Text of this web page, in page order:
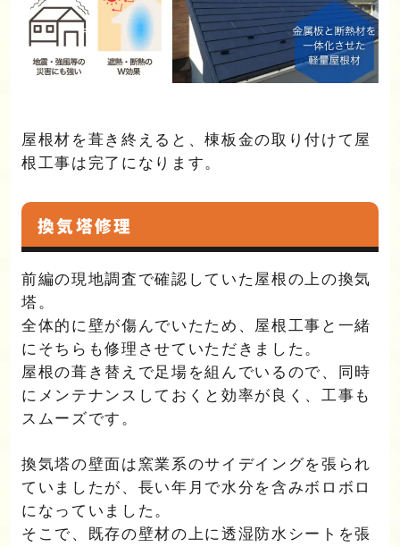
屋根材を葺き終えると、棟板金の取り付けて屋
根工事は完了になります。
換気塔修理
前編の現地調査で確認していた屋根の上の換気
塔。
全体的に壁が傷んでいたため、屋根工事と一緒
にそちらも修理させていただきました。
屋根の葺き替えで足場を組んでいるので、同時
にメンテナンスしておくと効率が良く、工事も
スムーズです。
換気塔の壁面は窯業系のサイデイングを張られ
ていましたが、長い年月で水分を含みボロボロ
になっていました。
そこで、既存の壁材の上に透湿防水シートを張